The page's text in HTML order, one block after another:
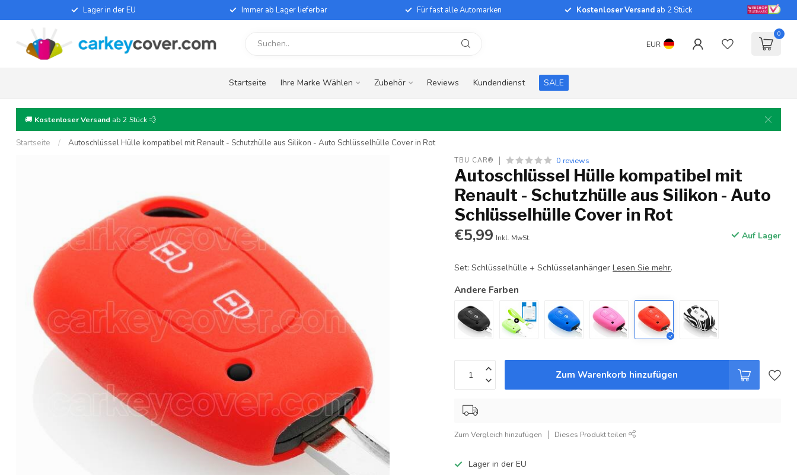
Lager in der EU Immer ab Lager lieferbar Für fast alle Automarken Kostenloser Versand ab 2 Stück
EUR
0
Startseite Ihre Marke Wählen Zubehör Reviews Kundendienst SALE
🚚 Kostenloser Versand ab 2 Stück 💨
Startseite / Autoschlüssel Hülle kompatibel mit Renault - Schutzhülle aus Silikon - Auto Schlüsselhülle Cover in Rot
TBU CAR® 0 reviews
Autoschlüssel Hülle kompatibel mit
Renault - Schutzhülle aus Silikon - Auto
Schlüsselhülle Cover in Rot
€5,99 Inkl. MwSt. Auf Lager
Set: Schlüsselhülle + SchlüsselanhängerLesen Sie mehr.
Andere Farben
Zum Warenkorb hinzufügen
Zum Vergleich hinzufügen Dieses Produkt teilen
Lager in der EU